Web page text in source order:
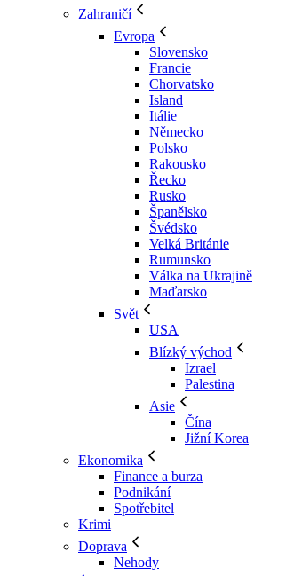
Zahraničí
Evropa
Slovensko
Francie
Chorvatsko
Island
Itálie
Německo
Polsko
Rakousko
Řecko
Rusko
Španělsko
Švédsko
Velká Británie
Rumunsko
Válka na Ukrajině
Maďarsko
Svět
USA
Blízký východ
Izrael
Palestina
Asie
Čína
Jižní Korea
Ekonomika
Finance a burza
Podnikání
Spotřebitel
Krimi
Doprava
Nehody